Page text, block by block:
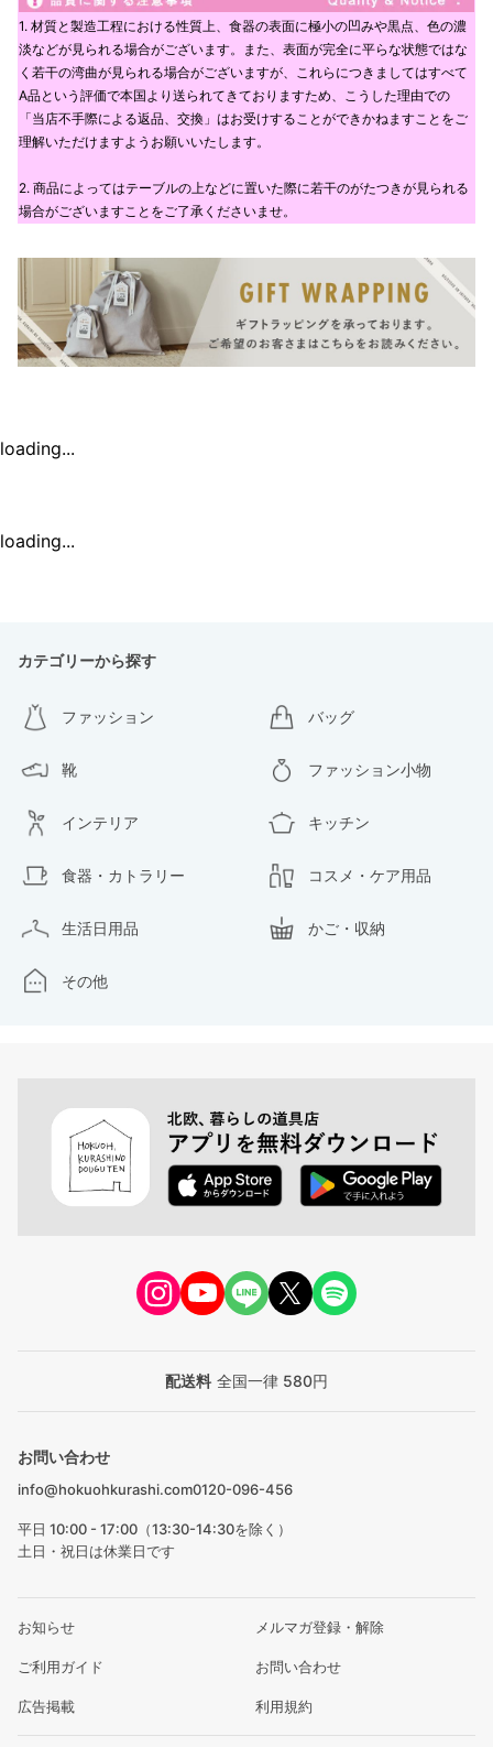
1. 材質と製造工程における性質上、食器の表面に極小の凹みや黒点、色の濃
淡などが見られる場合がございます。また、表面が完全に平らな状態ではな
く若干の湾曲が見られる場合がございますが、これらにつきましてはすべて
A品という評価で本国より送られてきておりますため、こうした理由での
「当店不手際による返品、交換」はお受けすることができかねますことをご
理解いただけますようお願いいたします。
2. 商品によってはテーブルの上などに置いた際に若干のがたつきが見られる
場合がございますことをご了承くださいませ。
loading...
loading...
カテゴリーから探す
ファッション バッグ
靴 ファッション小物
インテリア キッチン
食器・カトラリー コスメ・ケア用品
生活日用品 かご・収納
その他
配送料 全国一律 580円
お問い合わせ
info@hokuohkurashi.com0120-096-456
平日 10:00 - 17:00（13:30-14:30を除く）
土日・祝日は休業日です
お知らせ メルマガ登録・解除
ご利用ガイド お問い合わせ
広告掲載 利用規約